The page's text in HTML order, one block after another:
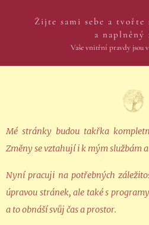
Žijte sami sebe a tvořte
a naplněný
Vaše vnitřní pravdy jsou
Mé stránky budou takřka
Změny se vztahují i k mým službám
Nyní pracuji na potřebných
úpravou stránek, ale také s
a to obnáší svůj čas a prostor.